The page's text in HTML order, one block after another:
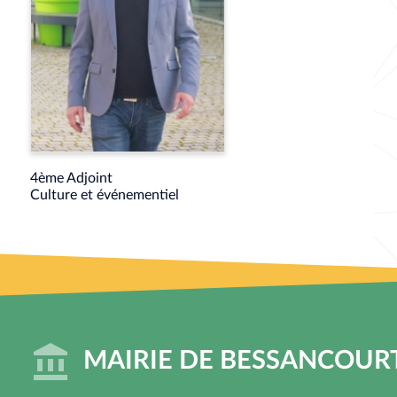
4ème Adjoint
Culture et événementiel
MAIRIE DE